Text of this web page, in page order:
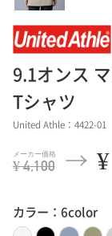
9.1オンス
Tシャツ
United Athle：4422-01
¥ 4,100
カラー：6color